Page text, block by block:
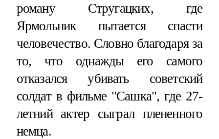
роману Стругацких, где
Ярмольник пытается спасти
человечество. Словно благодаря за
то, что однажды его самого
отказался убивать советский
солдат в фильме "Сашка", где 27-
летний актер сыграл плененного
немца.